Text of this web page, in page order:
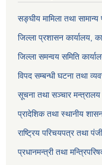
सङ्‍घीय मामिला तथा
जिल्ला प्रशासन कार्यालय,
जिल्ला समन्वय समिति
विपद सम्बन्धी घटना तथा
सूचना तथा सञ्चार मन्त्रालय
प्रादेशिक तथा स्थानीय
राष्ट्रिय परिचयपत्र तथा
प्रधानमन्त्री तथा